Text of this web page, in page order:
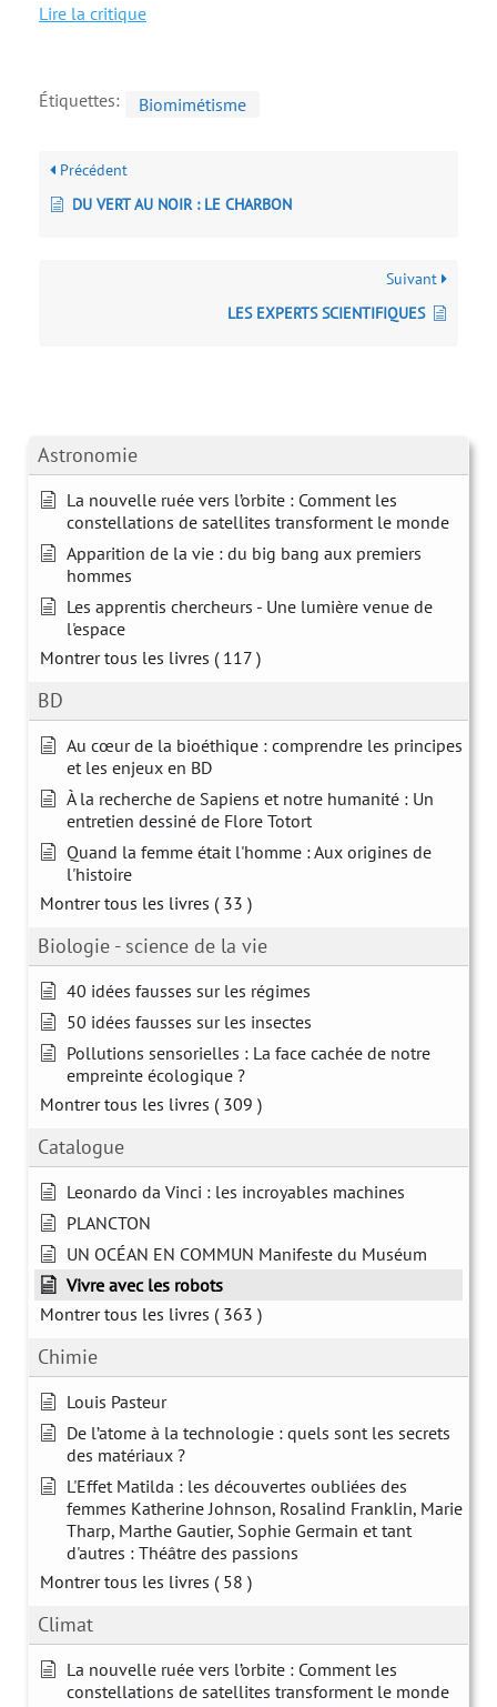
Astronomie
La nouvelle ruée vers l’orbite : Comment les
constellations de satellites transforment le monde
Apparition de la vie : du big bang aux premiers
hommes
Les apprentis chercheurs - Une lumière venue de
l'espace
Montrer tous les livres ( 117 )
BD
Au cœur de la bioéthique : comprendre les principes
et les enjeux en BD
À la recherche de Sapiens et notre humanité : Un
entretien dessiné de Flore Totort
Quand la femme était l'homme : Aux origines de
l'histoire
Montrer tous les livres ( 33 )
Biologie - science de la vie
40 idées fausses sur les régimes
50 idées fausses sur les insectes
Pollutions sensorielles : La face cachée de notre
empreinte écologique ?
Montrer tous les livres ( 309 )
Catalogue
Leonardo da Vinci : les incroyables machines
PLANCTON
UN OCÉAN EN COMMUN Manifeste du Muséum
Vivre avec les robots
Montrer tous les livres ( 363 )
Chimie
Louis Pasteur
De l’atome à la technologie : quels sont les secrets
des matériaux ?
L'Effet Matilda : les découvertes oubliées des
femmes Katherine Johnson, Rosalind Franklin, Marie
Tharp, Marthe Gautier, Sophie Germain et tant
d'autres : Théâtre des passions
Montrer tous les livres ( 58 )
Climat
La nouvelle ruée vers l’orbite : Comment les
constellations de satellites transforment le monde
Lire la critique
Étiquettes: Biomimétisme
Précédent
DU VERT AU NOIR : LE CHARBON
Suivant
LES EXPERTS SCIENTIFIQUES